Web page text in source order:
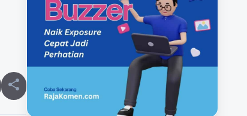
share